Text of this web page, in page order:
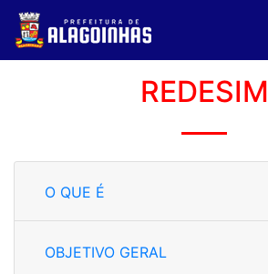
REDESIM
O QUE É
OBJETIVO GERAL